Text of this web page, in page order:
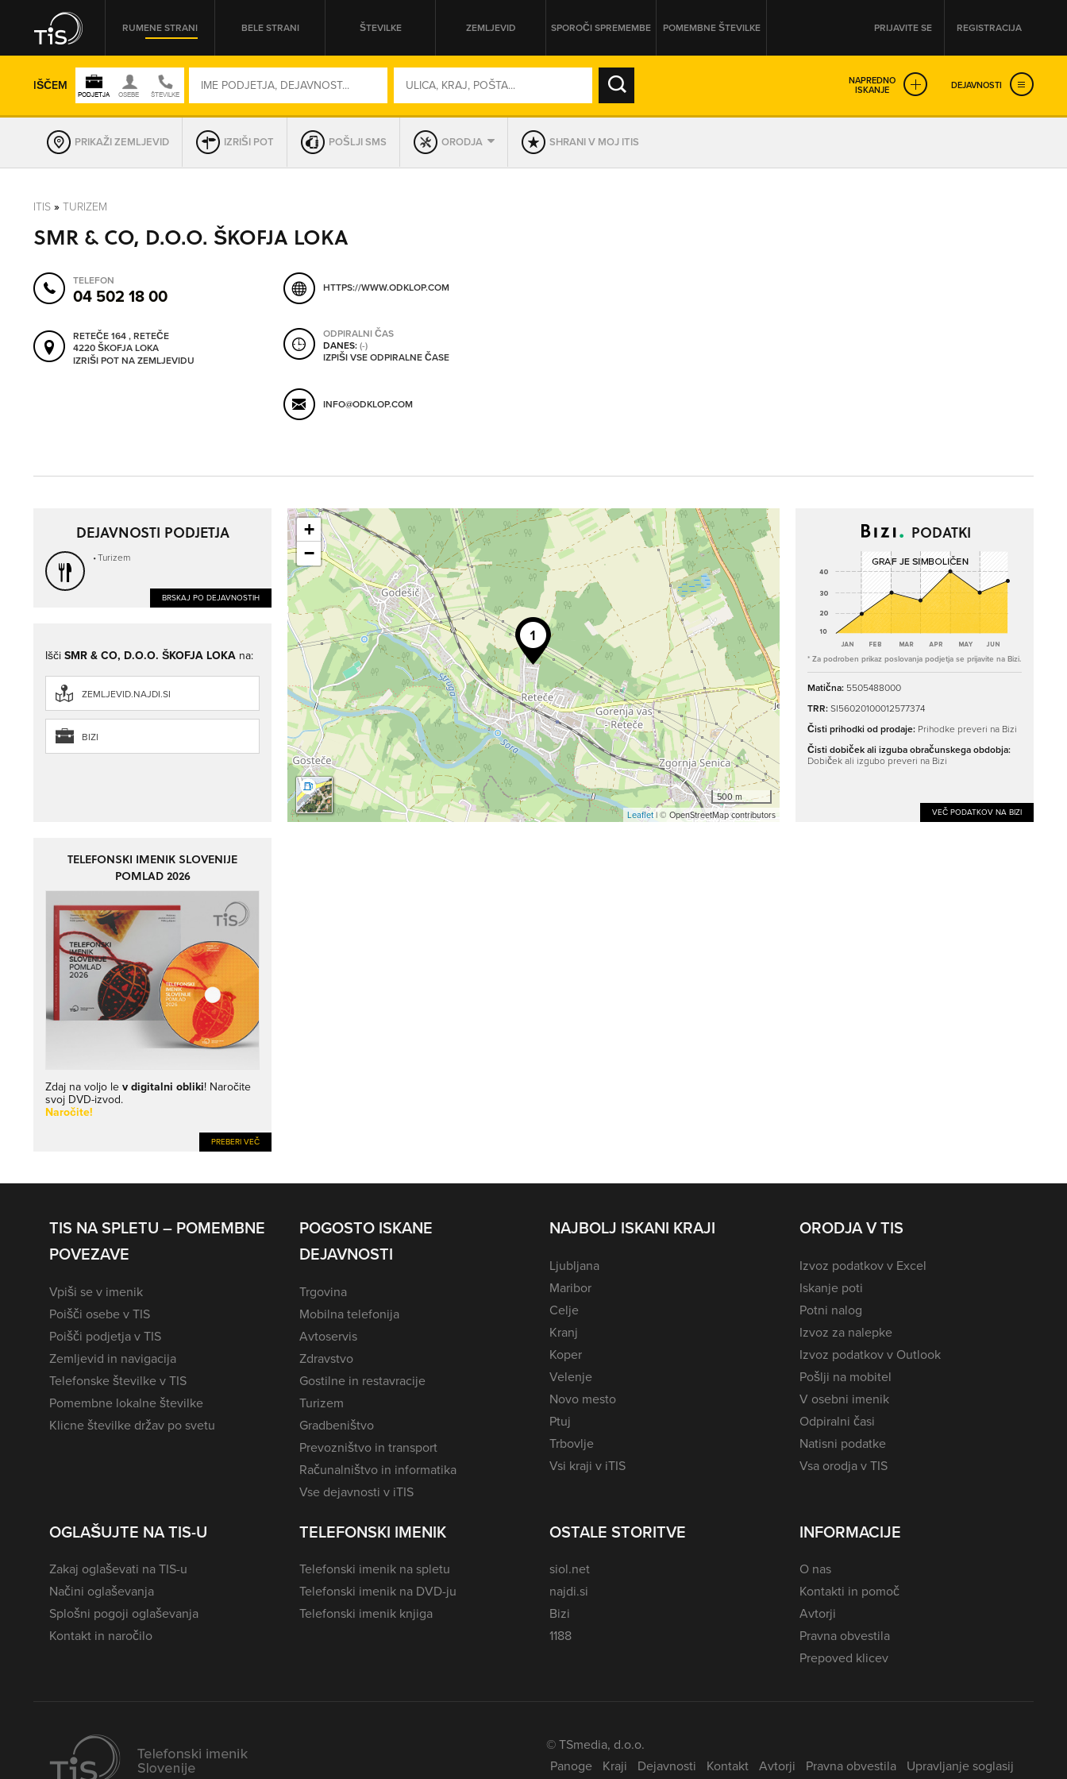
RUMENE STRANI BELE STRANI ŠTEVILKE ZEMLJEVID SPOROČI SPREMEMBE POMEMBNE ŠTEVILKE PRIJAVITE SE REGISTRACIJA
IŠČEM NAPREDNO
ISKANJE DEJAVNOSTI
REGIJA
OMREŽNA ŠT.
SO ODPRTA V
PRIKAŽI ZEMLJEVID IZRIŠI POT POŠLJI SMS ORODJA SHRANI V MOJ ITIS
ITIS » TURIZEM
SMR & CO, D.O.O. ŠKOFJA LOKA
TELEFON
04 502 18 00
RETEČE 164 , RETEČE
4220 ŠKOFJA LOKA
IZRIŠI POT NA ZEMLJEVIDU
HTTPS://WWW.ODKLOP.COM
ODPIRALNI ČAS
DANES:(-)
IZPIŠI VSE ODPIRALNE ČASE
INFO@ODKLOP.COM
DEJAVNOSTI PODJETJA
Turizem
BRSKAJ PO DEJAVNOSTIH
+
−
500 m
Leaflet| © OpenStreetMap contributors
PODATKI
* Za podroben prikaz poslovanja podjetja se prijavite na Bizi.
Matična: 5505488000
TRR:SI56020100012577374
Čisti prihodki od prodaje: Prihodke preveri na Bizi
Čisti dobiček ali izguba obračunskega obdobja:
Dobiček ali izgubo preveri na Bizi
VEČ PODATKOV NA BIZI
IščiSMR & CO, D.O.O. ŠKOFJA LOKA na:
ZEMLJEVID.NAJDI.SI
BIZI
TELEFONSKI IMENIK SLOVENIJE
POMLAD 2026
Zdaj na voljo lev digitalni obliki! Naročite
svoj DVD-izvod.
Naročite!
PREBERI VEČ
TIS NA SPLETU – POMEMBNE
POVEZAVE
Vpiši se v imenik
Poišči osebe v TIS
Poišči podjetja v TIS
Zemljevid in navigacija
Telefonske številke v TIS
Pomembne lokalne številke
Klicne številke držav po svetu
POGOSTO ISKANE
DEJAVNOSTI
Trgovina
Mobilna telefonija
Avtoservis
Zdravstvo
Gostilne in restavracije
Turizem
Gradbeništvo
Prevozništvo in transport
Računalništvo in informatika
Vse dejavnosti v iTIS
NAJBOLJ ISKANI KRAJI
Ljubljana
Maribor
Celje
Kranj
Koper
Velenje
Novo mesto
Ptuj
Trbovlje
Vsi kraji v iTIS
ORODJA V TIS
Izvoz podatkov v Excel
Iskanje poti
Potni nalog
Izvoz za nalepke
Izvoz podatkov v Outlook
Pošlji na mobitel
V osebni imenik
Odpiralni časi
Natisni podatke
Vsa orodja v TIS
OGLAŠUJTE NA TIS-U
Zakaj oglaševati na TIS-u
Načini oglaševanja
Splošni pogoji oglaševanja
Kontakt in naročilo
TELEFONSKI IMENIK
Telefonski imenik na spletu
Telefonski imenik na DVD-ju
Telefonski imenik knjiga
OSTALE STORITVE
siol.net
najdi.si
Bizi
1188
INFORMACIJE
O nas
Kontakti in pomoč
Avtorji
Pravna obvestila
Prepoved klicev
© TSmedia, d.o.o.
Panoge
Kraji Dejavnosti Kontakt Avtorji Pravna obvestila Upravljanje soglasij